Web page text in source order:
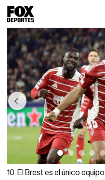
Previous
10. El Brest es el único